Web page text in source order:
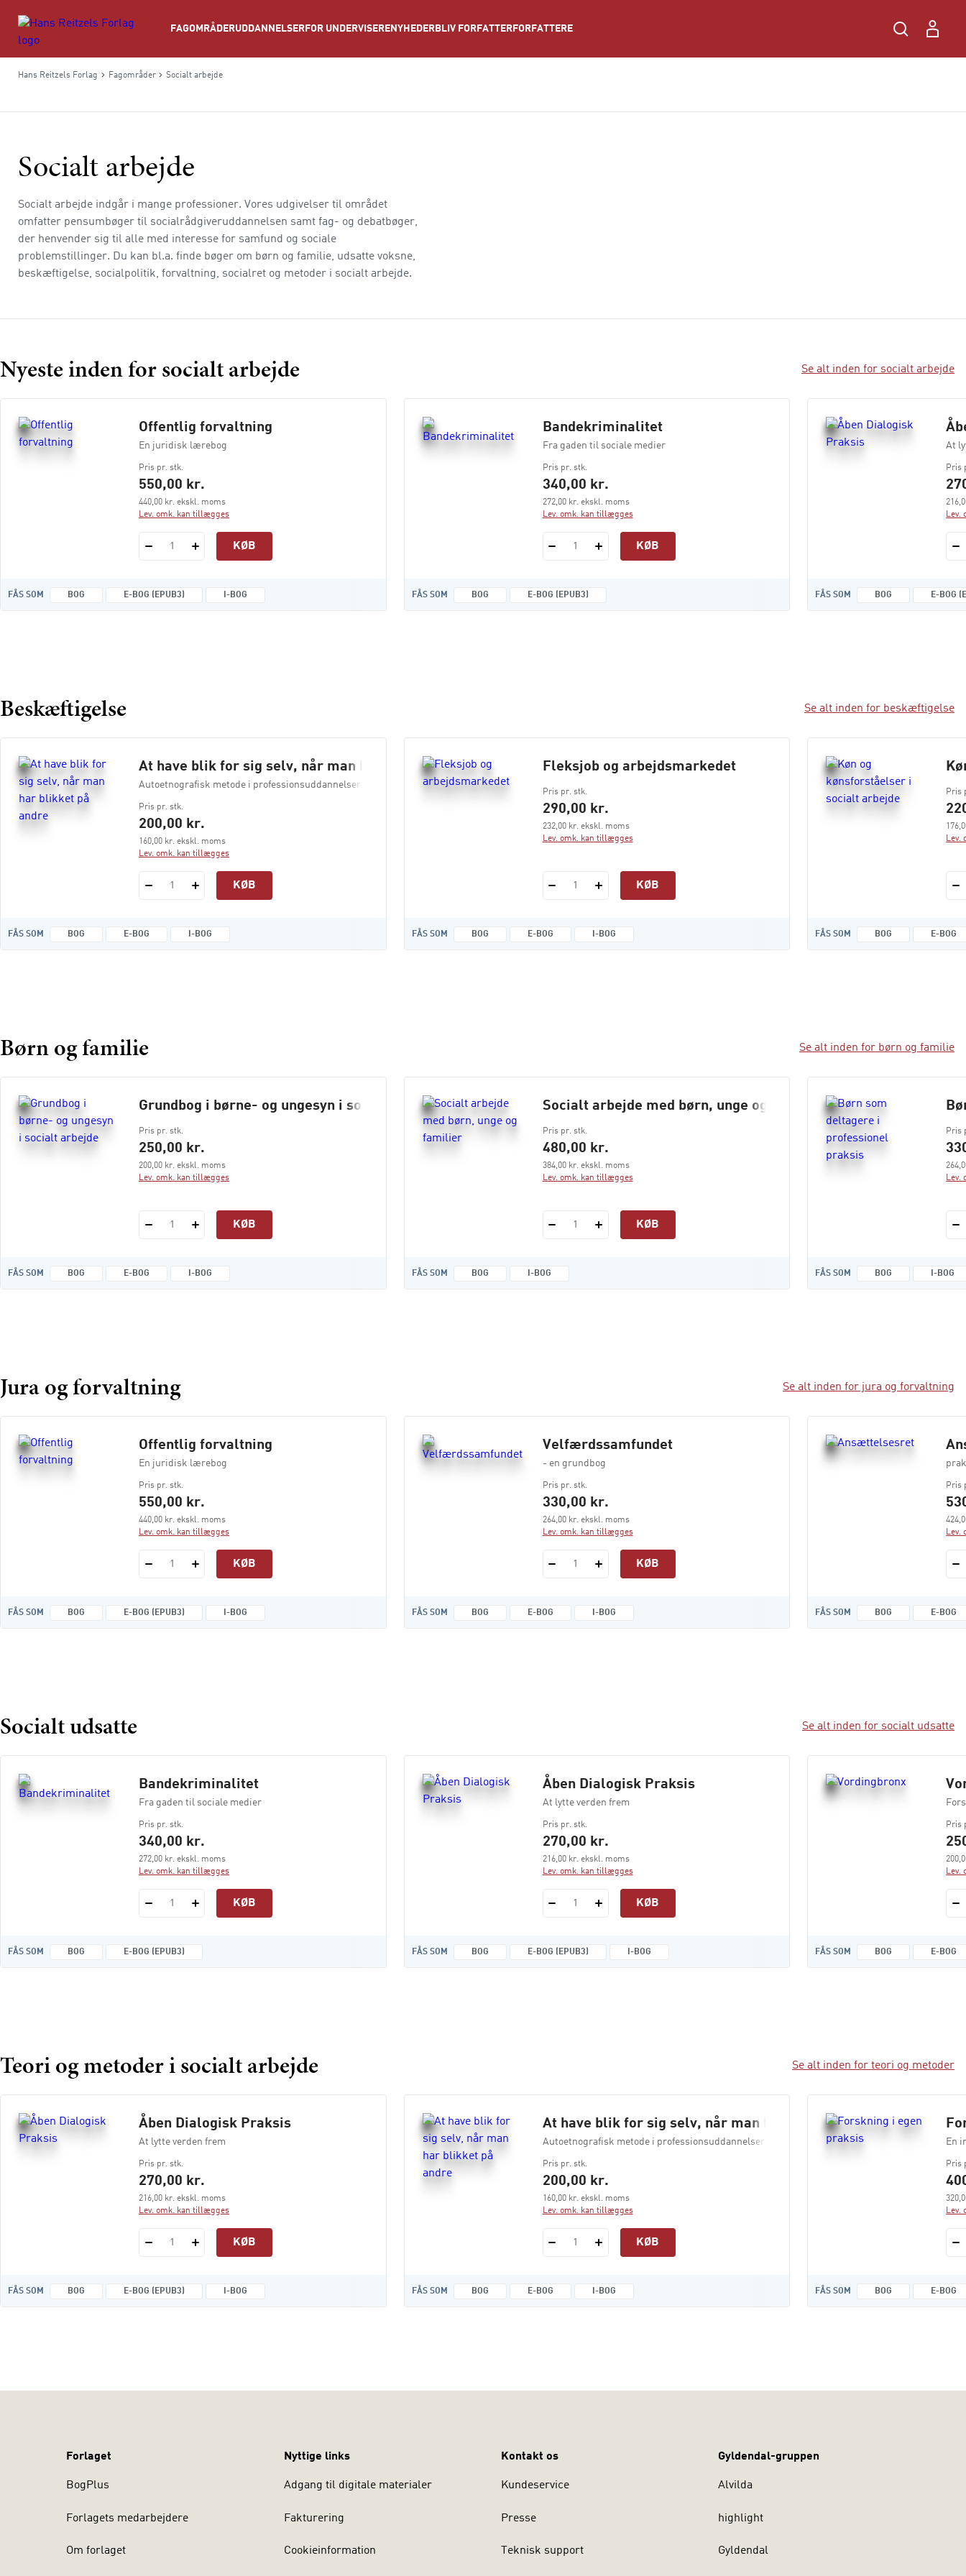
FAGOMRÅDERUDDANNELSER FOR UNDERVISERE NYHEDER BLIV FORFATTER FORFATTERE
Hans Reitzels Forlag Fagområder Socialt arbejde
Socialt arbejde
Socialt arbejde indgår i mange professioner. Vores udgivelser til området
omfatter pensumbøger til socialrådgiveruddannelsen samt fag- og debatbøger,
der henvender sig til alle med interesse for samfund og sociale
problemstillinger. Du kan bl.a. finde bøger om børn og familie, udsatte voksne,
beskæftigelse, socialpolitik, forvaltning, socialret og metoder i socialt arbejde.
Nyeste inden for socialt arbejde Se alt inden for socialt arbejde
Offentlig forvaltning
En juridisk lærebog
Pris pr. stk.
550,00 kr.
440,00 kr. ekskl. moms
Lev. omk. kan tillægges
1 KØB
FÅS SOM BOG E-BOG (EPUB3) I-BOG
Bandekriminalitet
Fra gaden til sociale medier
Pris pr. stk.
340,00 kr.
272,00 kr. ekskl. moms
Lev. omk. kan tillægges
1 KØB
FÅS SOM BOG E-BOG (EPUB3)
At
Pris
Lev.
FÅS SOM BOG E-BOG
Beskæftigelse Se alt inden for beskæftigelse
At have blik for sig selv, når man har blikket på andre
Autoetnografisk metode i professionsuddannelser og arbejdsliv
Pris pr. stk.
200,00 kr.
160,00 kr. ekskl. moms
Lev. omk. kan tillægges
1 KØB
FÅS SOM BOG E-BOG I-BOG
Fleksjob og arbejdsmarkedet
Pris pr. stk.
290,00 kr.
232,00 kr. ekskl. moms
Lev. omk. kan tillægges
1 KØB
FÅS SOM BOG E-BOG I-BOG
Pris
Lev.
FÅS SOM BOG E-BOG
Børn og familie Se alt inden for børn og familie
Grundbog i børne- og ungesyn i socialt arbejde
Pris pr. stk.
250,00 kr.
200,00 kr. ekskl. moms
Lev. omk. kan tillægges
1 KØB
FÅS SOM BOG E-BOG I-BOG
Socialt arbejde med børn, unge og familier
Pris pr. stk.
480,00 kr.
384,00 kr. ekskl. moms
Lev. omk. kan tillægges
1 KØB
FÅS SOM BOG I-BOG
Pris
Lev.
FÅS SOM BOG I-BOG
Jura og forvaltning Se alt inden for jura og forvaltning
Offentlig forvaltning
En juridisk lærebog
Pris pr. stk.
550,00 kr.
440,00 kr. ekskl. moms
Lev. omk. kan tillægges
1 KØB
FÅS SOM BOG E-BOG (EPUB3) I-BOG
Velfærdssamfundet
- en grundbog
Pris pr. stk.
330,00 kr.
264,00 kr. ekskl. moms
Lev. omk. kan tillægges
1 KØB
FÅS SOM BOG E-BOG I-BOG
Pris
Lev.
FÅS SOM BOG E-BOG
Socialt udsatte Se alt inden for socialt udsatte
Bandekriminalitet
Fra gaden til sociale medier
Pris pr. stk.
340,00 kr.
272,00 kr. ekskl. moms
Lev. omk. kan tillægges
1 KØB
FÅS SOM BOG E-BOG (EPUB3)
Åben Dialogisk Praksis
At lytte verden frem
Pris pr. stk.
270,00 kr.
216,00 kr. ekskl. moms
Lev. omk. kan tillægges
1 KØB
FÅS SOM BOG E-BOG (EPUB3) I-BOG
Pris
Lev.
FÅS SOM BOG E-BOG
Teori og metoder i socialt arbejde Se alt inden for teori og metoder
Åben Dialogisk Praksis
At lytte verden frem
Pris pr. stk.
270,00 kr.
216,00 kr. ekskl. moms
Lev. omk. kan tillægges
1 KØB
FÅS SOM BOG E-BOG (EPUB3) I-BOG
At have blik for sig selv, når man har blikket på andre
Autoetnografisk metode i professionsuddannelser og arbejdsliv
Pris pr. stk.
200,00 kr.
160,00 kr. ekskl. moms
Lev. omk. kan tillægges
1 KØB
FÅS SOM BOG E-BOG I-BOG
En
Pris
Lev.
FÅS SOM BOG E-BOG
Forlaget
BogPlus
Forlagets medarbejdere
Om forlaget
Nyttige links
Adgang til digitale materialer
Fakturering
Cookieinformation
Kontakt os
Kundeservice
Presse
Teknisk support
Gyldendal-gruppen
Alvilda
highlight
Gyldendal